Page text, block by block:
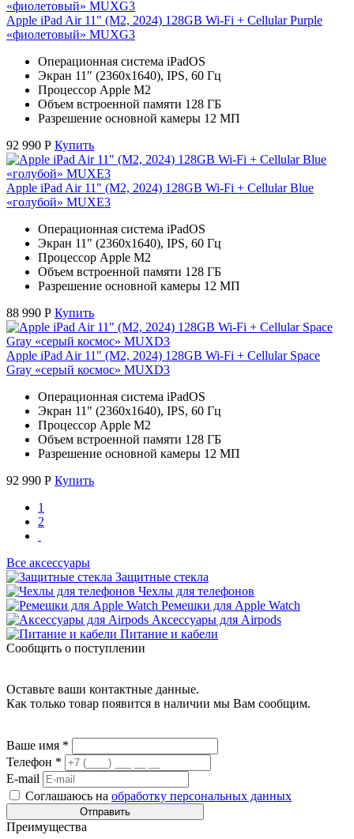
Apple iPad Air 11" (M2, 2024) 128GB Wi-Fi + Cellular Purple
«фиолетовый» MUXG3
Операционная система iPadOS
Экран 11" (2360x1640), IPS, 60 Гц
Процессор Apple M2
Объем встроенной памяти 128 ГБ
Разрешение основной камеры 12 МП
92 990 Р Купить
Apple iPad Air 11" (M2, 2024) 128GB Wi-Fi + Cellular Blue
«голубой» MUXE3
Операционная система iPadOS
Экран 11" (2360x1640), IPS, 60 Гц
Процессор Apple M2
Объем встроенной памяти 128 ГБ
Разрешение основной камеры 12 МП
88 990 Р Купить
Apple iPad Air 11" (M2, 2024) 128GB Wi-Fi + Cellular Space
Gray «серый космос» MUXD3
Операционная система iPadOS
Экран 11" (2360x1640), IPS, 60 Гц
Процессор Apple M2
Объем встроенной памяти 128 ГБ
Разрешение основной камеры 12 МП
92 990 Р Купить
1
2
Все аксессуары
Защитные стекла
Чехлы для телефонов
Ремешки для Apple Watch
Аксессуары для Airpods
Питание и кабели
Сообщить о поступлении
Оставьте ваши контактные данные.
Как только товар появится в наличии мы Вам сообщим.
Ваше имя *
Телефон *
E-mail
Соглашаюсь на обработку персональных данных
Преимущества